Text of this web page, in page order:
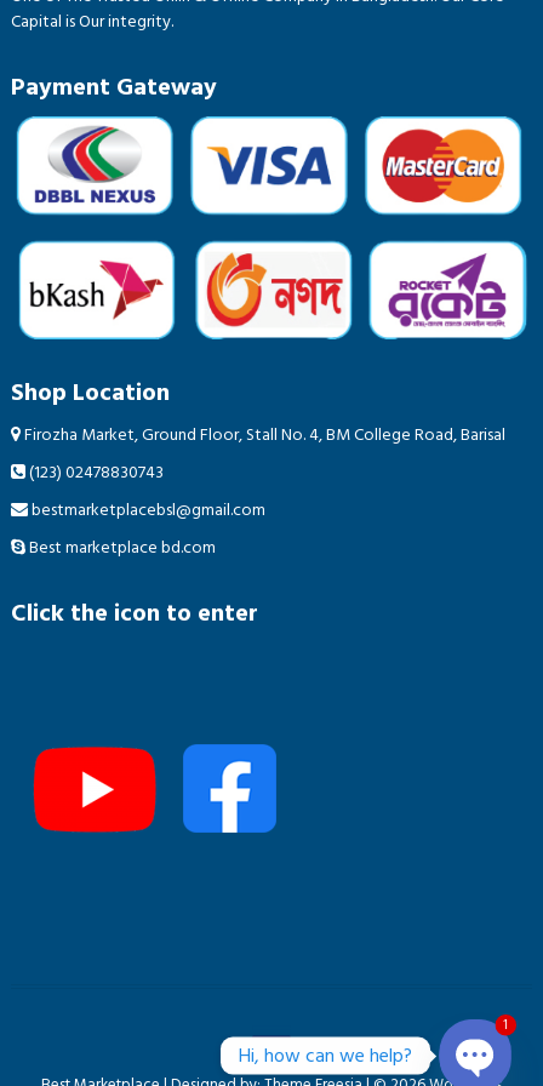
Capital is Our integrity.
Payment Gateway
Shop Location
Firozha Market, Ground Floor, Stall No. 4, BM College Road, Barisal
(123) 02478830743
bestmarketplacebsl@gmail.com
Best marketplace bd.com
Click the icon to enter
Hi, how can we help?
1